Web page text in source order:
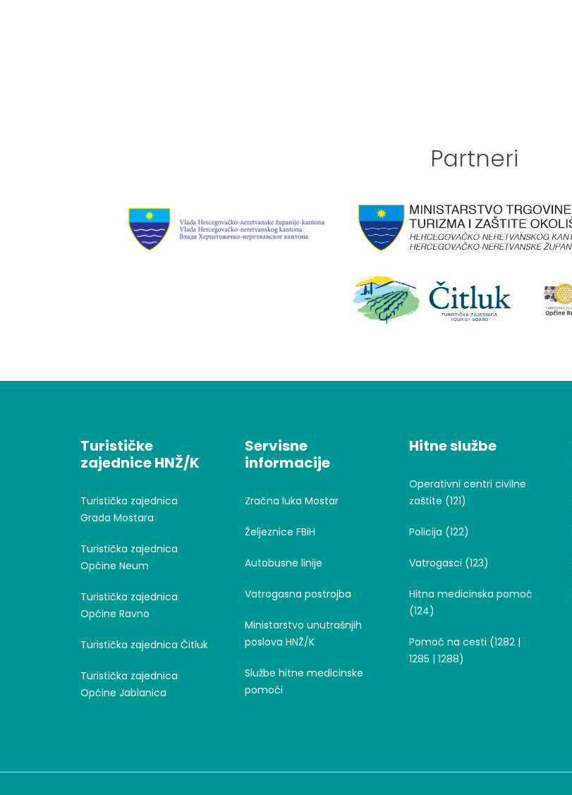
Partneri
Turističke
zajednice HNŽ/K
Turistička zajednica
Grada Mostara
Turistička zajednica
Općine Neum
Turistička zajednica
Općine Ravno
Turistička zajednica Čitluk
Turistička zajednica
Općine Jablanica
Servisne
informacije
Zračna luka Mostar
Željeznice FBiH
Autobusne linije
Vatrogasna postrojba
Ministarstvo unutrašnjih
poslova HNŽ/K
Službe hitne medicinske
pomoći
Hitne službe
Operativni centri civilne
zaštite (121)
Policija (122)
Vatrogasci (123)
Hitna medicinska pomoć
(124)
Pomoć na cesti (1282 |
1285 | 1288)